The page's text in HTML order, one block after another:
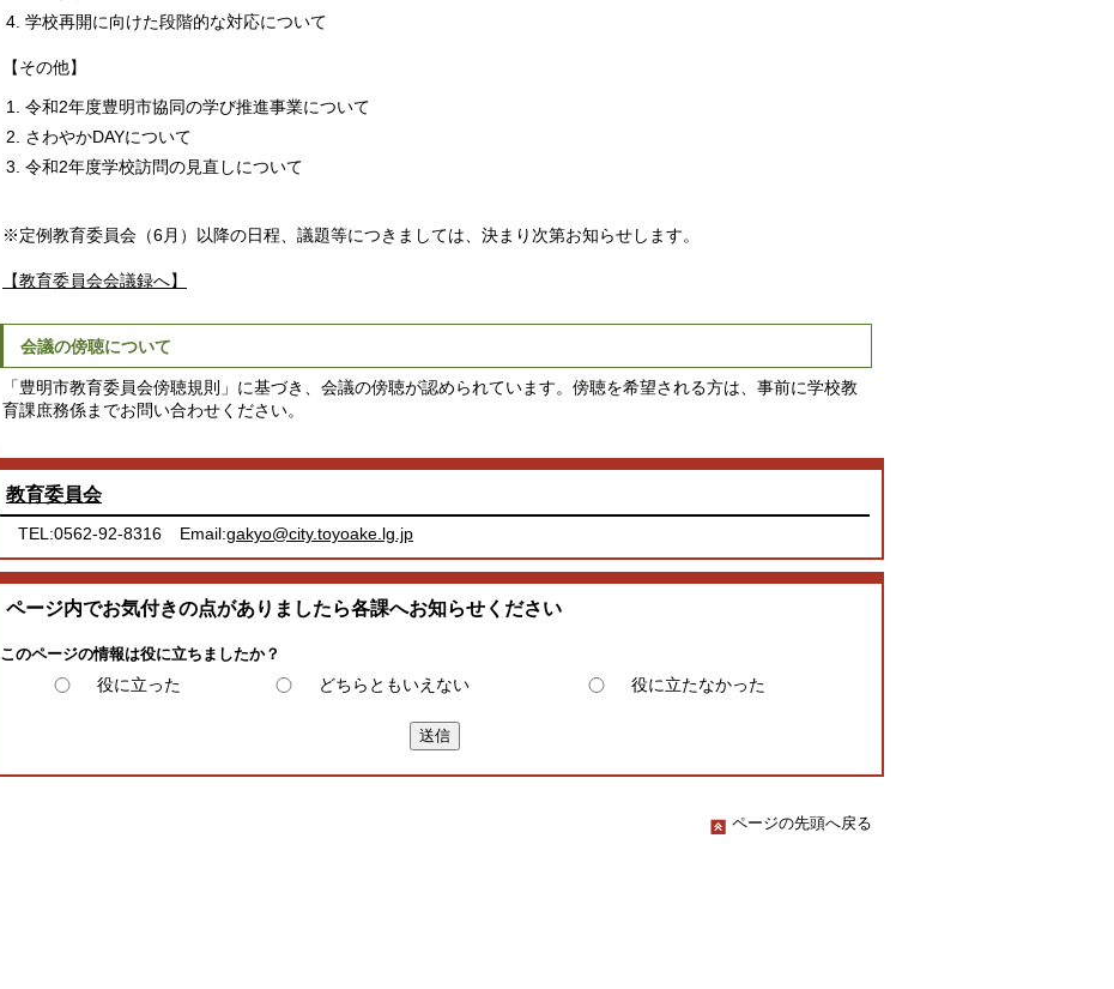
学校再開に向けた段階的な対応について
【その他】
令和2年度豊明市協同の学び推進事業について
さわやかDAYについて
令和2年度学校訪問の見直しについて
※定例教育委員会（6月）以降の日程、議題等につきましては、決まり次第お知らせします。
【教育委員会会議録へ】
会議の傍聴について
「豊明市教育委員会傍聴規則」に基づき、会議の傍聴が認められています。傍聴を希望される方は、事前に学校教
育課庶務係までお問い合わせください。
教育委員会
TEL:0562-92-8316 Email:gakyo@city.toyoake.lg.jp
ページ内でお気付きの点がありましたら各課へお知らせください
このページの情報は役に立ちましたか？
役に立った どちらともいえない 役に立たなかった
ページの先頭へ戻る